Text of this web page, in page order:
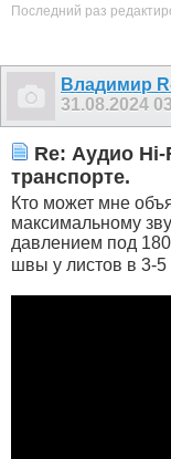
Последний раз
Владимир
31.08.2024
Re: Аудио
транспорте.
Кто может мне
максимальному
давлением под
швы у листов в 3-